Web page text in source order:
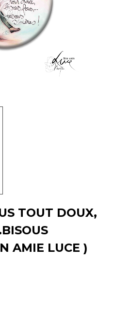
TOUT DOUX,
AMIE LUCE )